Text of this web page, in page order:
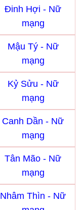
Đinh Hợi - Nữ
mạng
Mậu Tý - Nữ
mạng
Kỷ Sửu - Nữ
mạng
Canh Dần - Nữ
mạng
Tân Mão - Nữ
mạng
Nhâm Thìn - Nữ